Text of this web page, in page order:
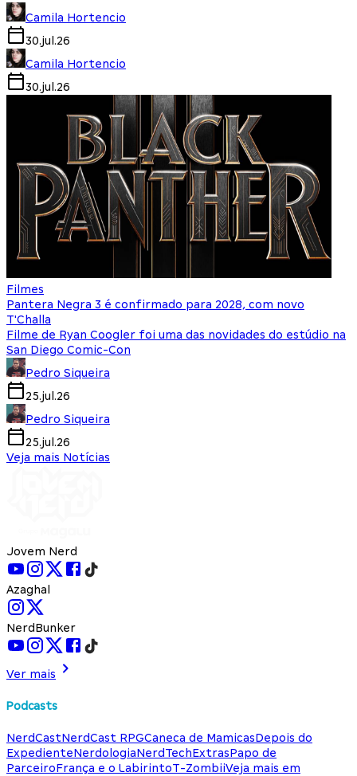
Camila Hortencio
30.jul.26
Camila Hortencio
30.jul.26
Filmes
Pantera Negra 3 é confirmado para 2028, com novo
T'Challa
Filme de Ryan Coogler foi uma das novidades do estúdio na
San Diego Comic-Con
Pedro Siqueira
25.jul.26
Pedro Siqueira
25.jul.26
Veja mais Notícias
Jovem Nerd
Azaghal
NerdBunker
Ver mais
Podcasts
NerdCastNerdCast RPGCaneca de MamicasDepois do
ExpedienteNerdologiaNerdTechExtrasPapo de
ParceiroFrança e o LabirintoT-ZombiiVeja mais em